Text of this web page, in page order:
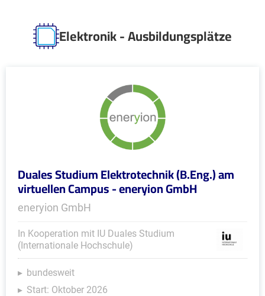
Elektronik - Ausbildungsplätze
Duales Studium Elektrotechnik (B.Eng.) am
virtuellen Campus - eneryion GmbH
eneryion GmbH
In Kooperation mit IU Duales Studium
(Internationale Hochschule)
bundesweit
Start: Oktober 2026